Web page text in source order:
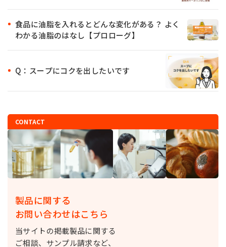
食品に油脂を入れるとどんな変化がある？ よく
わかる油脂のはなし【プロローグ】
Q：スープにコクを出したいです
CONTACT
製品に関する
お問い合わせはこちら
当サイトの掲載製品に関する
ご相談、サンプル請求など、